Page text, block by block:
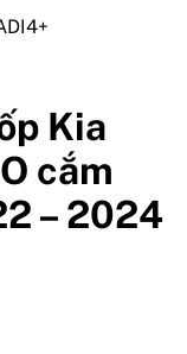
Kia
cắm
– 2024